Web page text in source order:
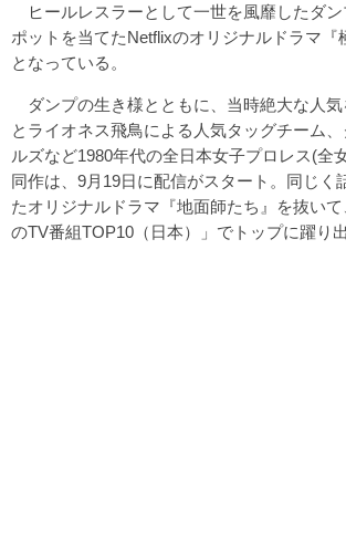
ヒールレスラーとして一世を風靡したダン
ポットを当てたNetflixのオリジナルドラマ『
となっている。
ダンプの生き様とともに、当時絶大な人
とライオネス飛鳥による人気タッグチーム
ルズなど1980年代の全日本女子プロレス(全
同作は、9月19日に配信がスタート。同じく
たオリジナルドラマ『地面師たち』を抜い
のTV番組TOP10（日本）」でトップに躍り出